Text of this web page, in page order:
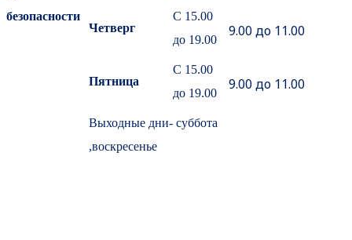
безопасности
Четверг
С 15.00
до 19.00
9.00 до 11.00
Пятница
С 15.00
до 19.00
9.00 до 11.00
Выходные дни- суббота
,воскресенье